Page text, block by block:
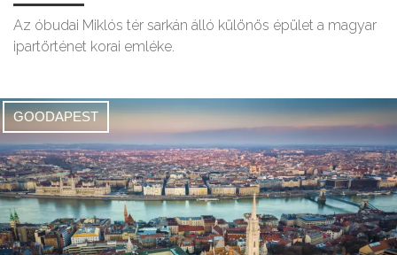
Az óbudai Miklós tér sarkán álló különös épület a magyar
ipartörténet korai emléke.
GOODAPEST